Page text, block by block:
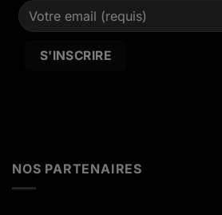
NOS PARTENAIRES